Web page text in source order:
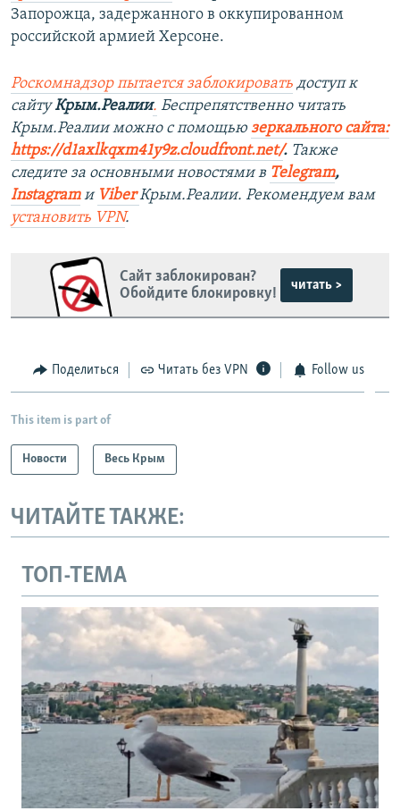
Запорожца, задержанного в оккупированном
российской армией Херсоне.
Роскомнадзор пытается заблокировать доступ к
сайтуКрым.Реалии. Беспрепятственно читать
Крым.Реалии можно с помощью зеркального сайта:
https://d1axlkqxm41y9z.cloudfront.net/. ​ Также
следите за основными новостями в Telegram,
Instagram и ViberКрым.Реалии. Рекомендуем вам
установить VPN.
Сайт заблокирован?
Обойдите блокировку!
читать >
Поделиться Читать без VPN Follow us
This item is part of
Новости Весь Крым
ЧИТАЙТЕ ТАКЖЕ:
ТОП-ТЕМА